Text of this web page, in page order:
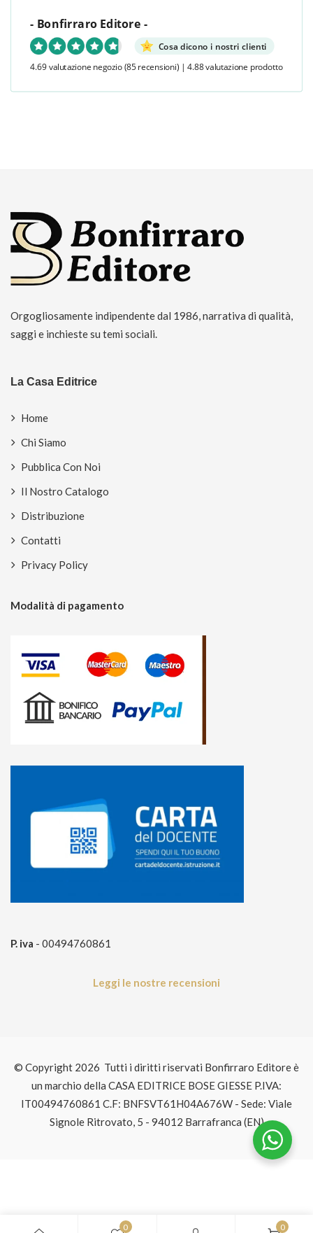
- Bonfirraro Editore -
Cosa dicono i nostri clienti
4.69 valutazione negozio (85 recensioni) | 4.88 valutazione prodotto
0 0
Orgogliosamente indipendente dal 1986, narrativa di qualità,
saggi e inchieste su temi sociali.
La Casa Editrice
Home
Chi Siamo
Pubblica Con Noi
Il Nostro Catalogo
Distribuzione
Contatti
Privacy Policy
Modalità di pagamento
P. iva - 00494760861
Leggi le nostre recensioni
© Copyright 2026 Tutti i diritti riservati Bonfirraro Editore è
un marchio della CASA EDITRICE BOSE GIESSE P.IVA:
IT00494760861 C.F: BNFSVT61H04A676W - Sede: Viale
Signole Ritrovato, 5 - 94012 Barrafranca (EN)